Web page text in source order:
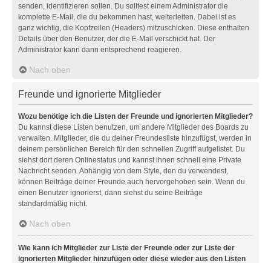
senden, identifizieren sollen. Du solltest einem Administrator die
komplette E-Mail, die du bekommen hast, weiterleiten. Dabei ist es
ganz wichtig, die Kopfzeilen (Headers) mitzuschicken. Diese enthalten
Details über den Benutzer, der die E-Mail verschickt hat. Der
Administrator kann dann entsprechend reagieren.
Nach oben
Freunde und ignorierte Mitglieder
Wozu benötige ich die Listen der Freunde und ignorierten Mitglieder?
Du kannst diese Listen benutzen, um andere Mitglieder des Boards zu
verwalten. Mitglieder, die du deiner Freundesliste hinzufügst, werden in
deinem persönlichen Bereich für den schnellen Zugriff aufgelistet. Du
siehst dort deren Onlinestatus und kannst ihnen schnell eine Private
Nachricht senden. Abhängig von dem Style, den du verwendest,
können Beiträge deiner Freunde auch hervorgehoben sein. Wenn du
einen Benutzer ignorierst, dann siehst du seine Beiträge
standardmäßig nicht.
Nach oben
Wie kann ich Mitglieder zur Liste der Freunde oder zur Liste der
ignorierten Mitglieder hinzufügen oder diese wieder aus den Listen